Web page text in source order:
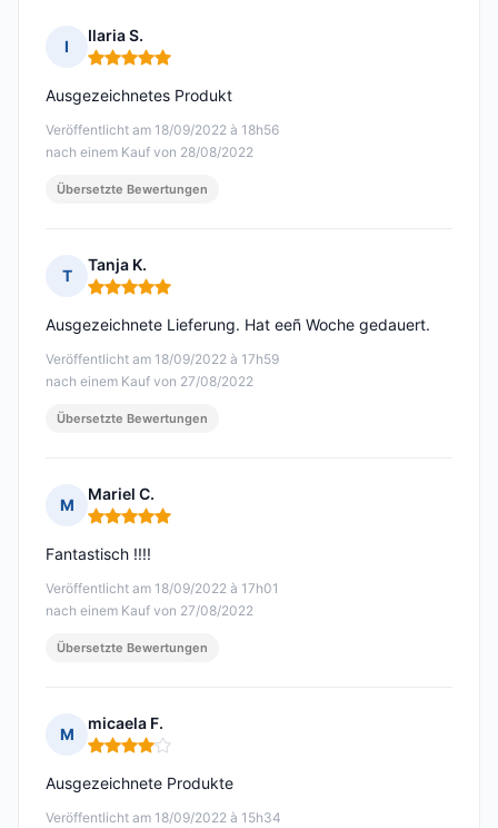
I
Ilaria S.
Hinweis: 5 von 5
Veröffentlicht am 18/09/2022 à 18h56
nach einem Kauf von 28/08/2022
Ausgezeichnetes Produkt
Übersetzte Bewertungen
T
Tanja K.
Hinweis: 5 von 5
Veröffentlicht am 18/09/2022 à 17h59
nach einem Kauf von 27/08/2022
Ausgezeichnete Lieferung. Hat eeñ Woche gedauert.
Übersetzte Bewertungen
M
Mariel C.
Hinweis: 5 von 5
Veröffentlicht am 18/09/2022 à 17h01
nach einem Kauf von 27/08/2022
Fantastisch !!!!
Übersetzte Bewertungen
M
micaela F.
Hinweis: 4 von 5
Veröffentlicht am 18/09/2022 à 15h34
Ausgezeichnete Produkte